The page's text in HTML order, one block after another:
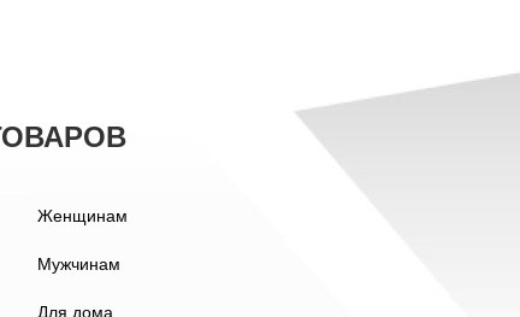
Женщинам
Мужчинам
Для дома